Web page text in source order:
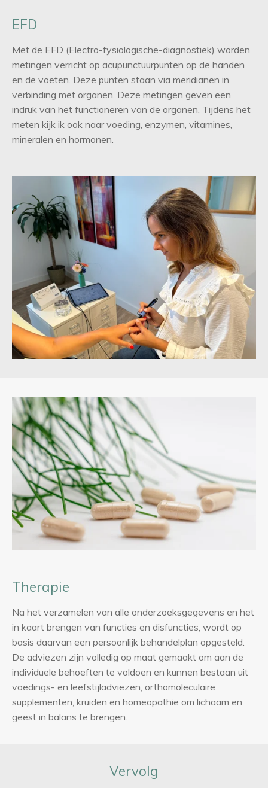
EFD
Met de EFD (Electro-fysiologische-diagnostiek) worden
metingen verricht op acupunctuurpunten op de handen
en de voeten. Deze punten staan via meridianen in
verbinding met organen. Deze metingen geven een
indruk van het functioneren van de organen. Tijdens het
meten kijk ik ook naar voeding, enzymen, vitamines,
mineralen en hormonen.
Therapie
Na het verzamelen van alle onderzoeksgegevens en het
in kaart brengen van functies en disfuncties, wordt op
basis daarvan een persoonlijk behandelplan opgesteld.
De adviezen zijn volledig op maat gemaakt om aan de
individuele behoeften te voldoen en kunnen bestaan uit
voedings- en leefstijladviezen, orthomoleculaire
supplementen, kruiden en homeopathie om lichaam en
geest in balans te brengen.
Vervolg